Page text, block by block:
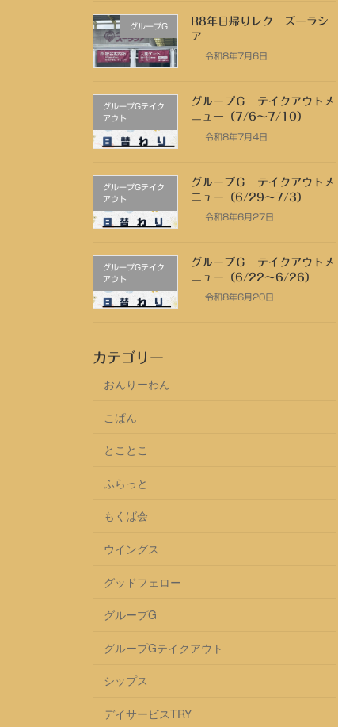
グループG
R8年日帰りレク ズーラシ
ア
令和8年7月6日
グループGテイク
アウト
グループＧ テイクアウトメ
ニュー（7/6～7/10）
令和8年7月4日
グループGテイク
アウト
グループＧ テイクアウトメ
ニュー（6/29～7/3）
令和8年6月27日
グループGテイク
アウト
グループＧ テイクアウトメ
ニュー（6/22～6/26）
令和8年6月20日
カテゴリー
おんりーわん
こぱん
とことこ
ふらっと
もくば会
ウイングス
グッドフェロー
グループG
グループGテイクアウト
シップス
デイサービスTRY